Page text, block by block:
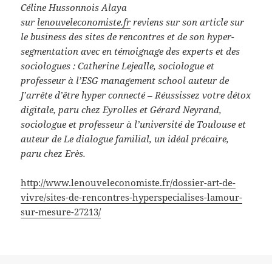
Céline Hussonnois Alaya
sur lenouveleconomiste.fr reviens sur son article sur
le business des sites de rencontres et de son hyper-
segmentation avec en témoignage des experts et des
sociologues : Catherine Lejealle, sociologue et
professeur à l’ESG management school auteur de
J’arrête d’être hyper connecté – Réussissez votre détox
digitale, paru chez Eyrolles et Gérard Neyrand,
sociologue et professeur à l’université de Toulouse et
auteur de Le dialogue familial, un idéal précaire,
paru chez Erès.
http://www.lenouveleconomiste.fr/dossier-art-de-
vivre/sites-de-rencontres-hyperspecialises-lamour-
sur-mesure-27213/